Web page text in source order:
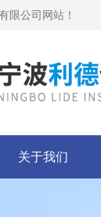
限公司网站！
关于我们